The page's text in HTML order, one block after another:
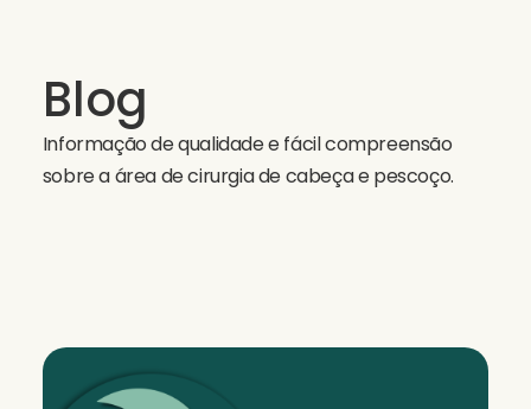
Blog
Informação de qualidade e fácil compreensão
sobre a área de cirurgia de cabeça e pescoço.